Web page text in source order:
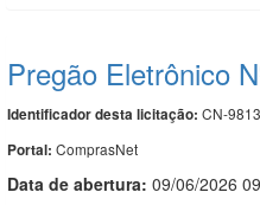
Pregão Eletrônico
Identificador desta licitação: CN-
Portal: ComprasNet
Data de abertura: 09/06/2026